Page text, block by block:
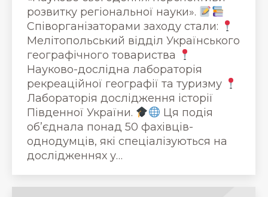
розвитку регіональної науки».
Співорганізаторами заходу стали:
Мелітопольський відділ Українського
географічного товариства
Науково-дослідна лабораторія
рекреаційної географії та туризму
Лабораторія дослідження історії
Південної України.
Ця подія
об’єднала понад 50 фахівців-
однодумців, які спеціалізуються на
дослідженнях у…